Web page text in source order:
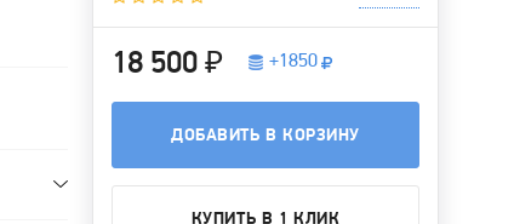
18 500 ₽ +1850
ДОБАВИТЬ В КОРЗИНУ
КУПИТЬ В 1 КЛИК